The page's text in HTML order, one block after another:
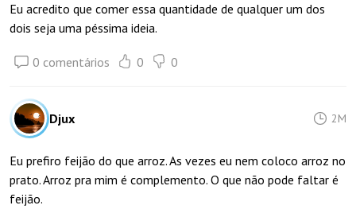
Eu acredito que comer essa quantidade de qualquer um dos
dois seja uma péssima ideia.
0 comentários 0 0
Djux 2M
Eu prefiro feijão do que arroz. As vezes eu nem coloco arroz no
prato. Arroz pra mim é complemento. O que não pode faltar é
feijão.